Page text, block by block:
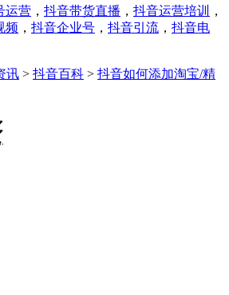
运营 ， 抖音带货直播 ， 抖音运营培训
，
频 ， 抖音企业号 ， 抖音引流 ， 抖音电
讯 > 抖音百科 > 抖音如何添加淘宝/精